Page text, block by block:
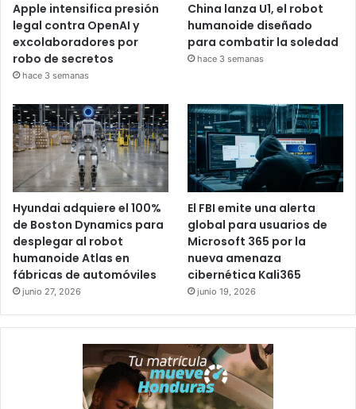
Apple intensifica presión
legal contra OpenAI y
excolaboradores por
robo de secretos
hace 3 semanas
China lanza U1, el robot
humanoide diseñado
para combatir la soledad
hace 3 semanas
Hyundai adquiere el 100%
de Boston Dynamics para
desplegar al robot
humanoide Atlas en
fábricas de automóviles
junio 27, 2026
El FBI emite una alerta
global para usuarios de
Microsoft 365 por la
nueva amenaza
cibernética Kali365
junio 19, 2026